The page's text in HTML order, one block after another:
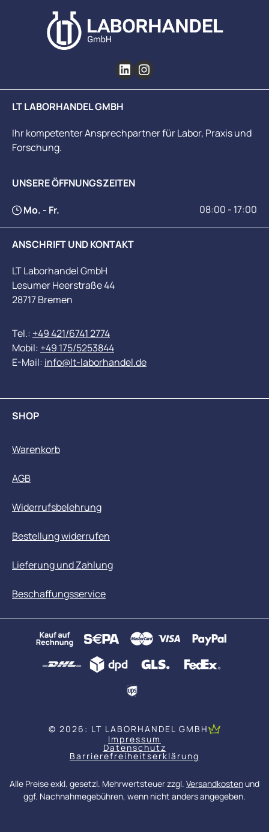
LT LABORHANDEL GMBH
Ihr kompetenter Ansprechpartner für Labor, Praxis und
Forschung.
UNSERE ÖFFNUNGSZEITEN
Mo. - Fr. 08:00 - 17:00
ANSCHRIFT UND KONTAKT
LT Laborhandel GmbH
Lesumer Heerstraße 44
28717 Bremen
Tel.: +49 421/6741 2774
Mobil: +49 175/5253844
E-Mail: info@lt-laborhandel.de
SHOP
Warenkorb
AGB
Widerrufsbelehrung
Bestellung widerrufen
Lieferung und Zahlung
Beschaffungsservice
© 2026: LT LABORHANDEL GMBH
Impressum
Datenschutz
Barrierefreiheitserklärung
Alle Preise exkl. gesetzl. Mehrwertsteuer zzgl. Versandkostenund
ggf. Nachnahmegebühren, wenn nicht anders angegeben.